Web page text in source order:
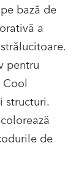
bază de
a
pentru
structuri.
de